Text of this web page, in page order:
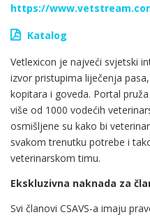
https://
Katalog
Vetlexicon je najveći svjetski
izvor pristupima liječenja
kopitara i goveda. Portal
više od 1000 vodećih
osmišljene su kako bi
svakom trenutku potrebe i
veterinarskom timu.
Ekskluzivna naknada za
Svi članovi CSAVS-a imaju